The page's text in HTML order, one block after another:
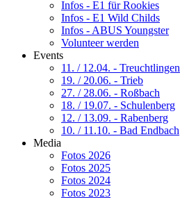
Infos - E1 für Rookies
Infos - E1 Wild Childs
Infos - ABUS Youngster
Volunteer werden
Events
11. / 12.04. - Treuchtlingen
19. / 20.06. - Trieb
27. / 28.06. - Roßbach
18. / 19.07. - Schulenberg
12. / 13.09. - Rabenberg
10. / 11.10. - Bad Endbach
Media
Fotos 2026
Fotos 2025
Fotos 2024
Fotos 2023